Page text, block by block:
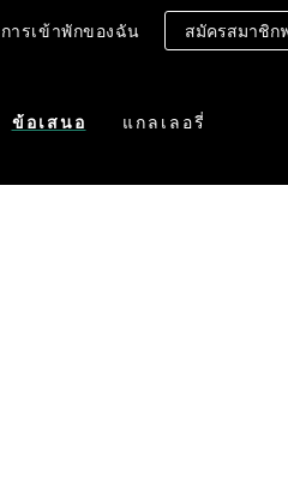
การเข้าพักของฉัน สมัครสมาชิก
ข้อเสนอ แกลเลอรี่